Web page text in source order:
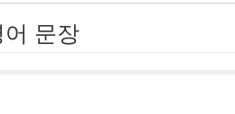
어 문장